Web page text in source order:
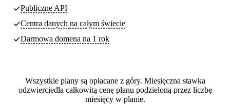
Publiczne API
Centra danych na całym świecie
Darmowa domena na 1 rok
Wszystkie plany są opłacane z góry. Miesięczna stawka
odzwierciedla całkowitą cenę planu podzieloną przez liczbę
miesięcy w planie.